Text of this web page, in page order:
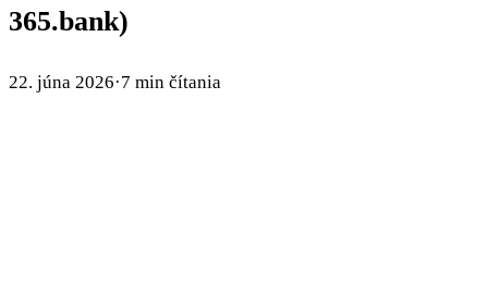
365.bank)
22. júna 2026·7 min čítania